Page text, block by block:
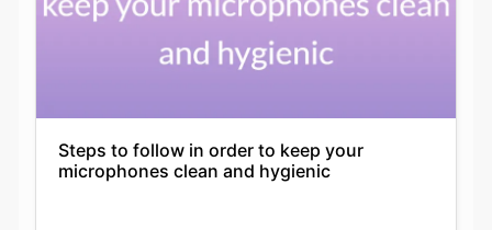
Steps to follow in order to keep your
microphones clean and hygienic